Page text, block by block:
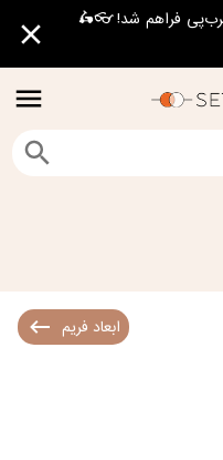
فراهم شد! 👓🛵
ابعاد فریم